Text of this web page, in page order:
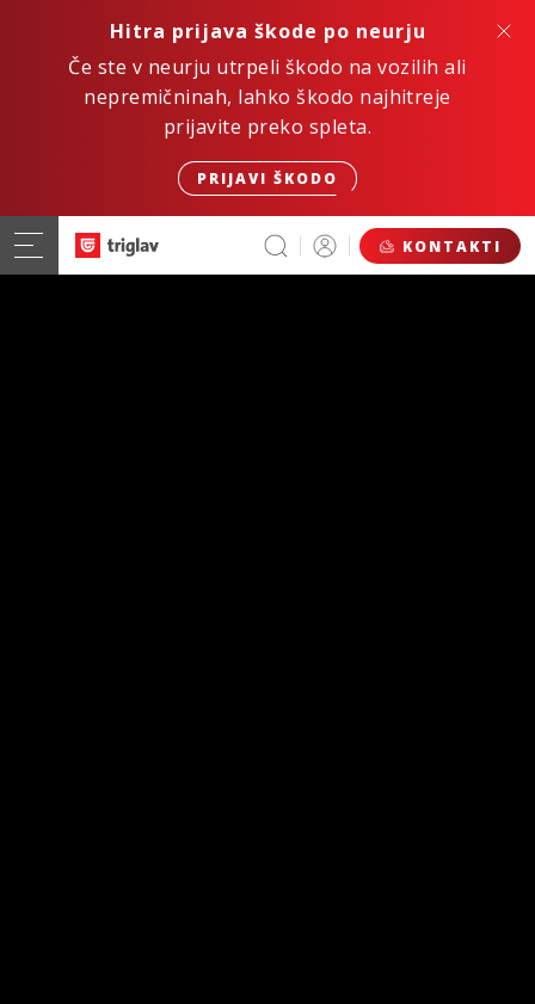
Hitra prijava škode po neurju
Če ste v neurju utrpeli škodo na vozilih ali
nepremičninah, lahko škodo najhitreje
prijavite preko spleta.
PRIJAVI ŠKODO
KONTAKTI